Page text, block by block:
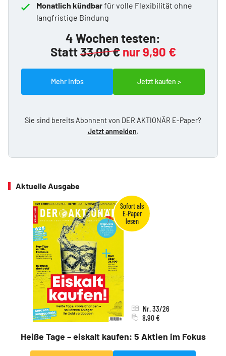
Monatlich kündbarfür volle Flexibilität ohne
langfristige Bindung
4 Wochen testen:
Statt33,00 € nur 9,90 €
Mehr Infos Jetzt kaufen >
Sie sind bereits Abonnent von DER AKTIONÄR E-Paper?
Jetzt anmelden.
Aktuelle Ausgabe
Heiße Tage – eiskalt kaufen: 5 Aktien im Fokus
Nr. 33/26
8,90 €